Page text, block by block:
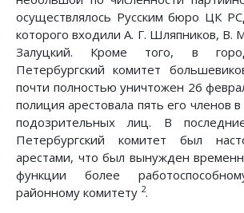
осуществлялось Русским бюро ЦК
которого входили А. Г. Шляпников, В.
Залуцкий. Кроме того, в
Петербургский комитет
почти полностью уничтожен 26
полиция арестовала пять его членов
подозрительных лиц. В
Петербургский комитет был
арестами, что был вынужден
функции более
районному комитету 2.